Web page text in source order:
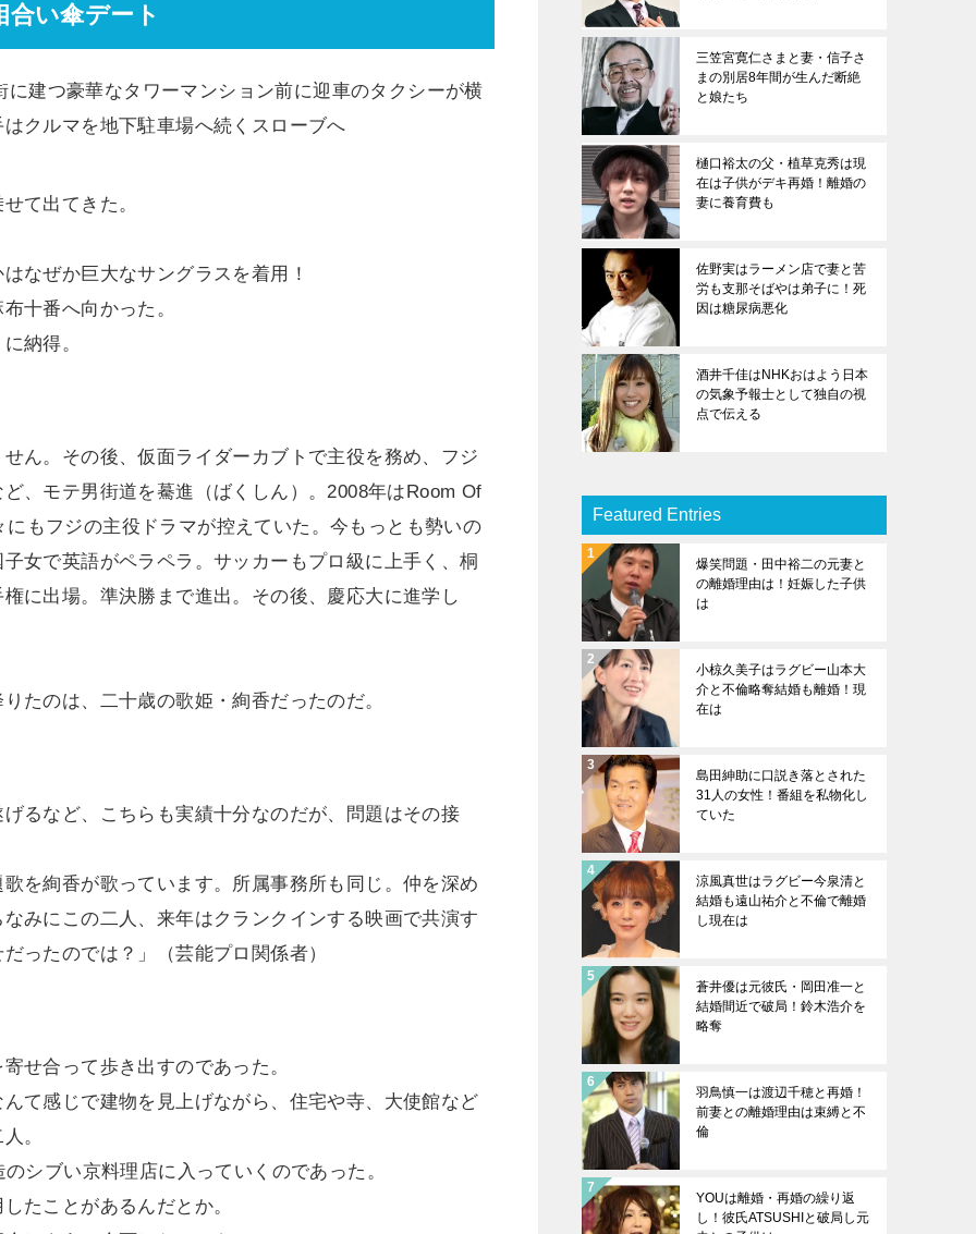
い傘デート
建つ豪華なタワーマンション前に迎車のタクシーが横
クルマを地下駐車場へ続くスローブへ
て出てきた。
なぜか巨大なサングラスを着用！
十番へ向かった。
納得。
ん。その後、仮面ライダーカブトで主役を務め、フジ
、モテ男街道を驀進（ばくしん）。2008年はRoom Of
もフジの主役ドラマが控えていた。今もっとも勢いの
女で英語がペラペラ。サッカーもプロ級に上手く、桐
に出場。準決勝まで進出。その後、慶応大に進学し
たのは、二十歳の歌姫・絢香だったのだ。
るなど、こちらも実績十分なのだが、問題はその接
を絢香が歌っています。所属事務所も同じ。仲を深め
みにこの二人、来年はクランクインする映画で共演す
ったのでは？」（芸能プロ関係者）
せ合って歩き出すのであった。
て感じで建物を見上げながら、住宅や寺、大使館など
。
シブい京料理店に入っていくのであった。
たことがあるんだとか。
三笠宮寛仁さまと妻・信子さ
まの別居8年間が生んだ断絶
と娘たち
樋口裕太の父・植草克秀は現
在は子供がデキ再婚！離婚の
妻に養育費も
佐野実はラーメン店で妻と苦
労も支那そばやは弟子に！死
因は糖尿病悪化
酒井千佳はNHKおはよう日本
の気象予報士として独自の視
点で伝える
Featured Entries
爆笑問題・田中裕二の元妻と
の離婚理由は！妊娠した子供
は
小椋久美子はラグビー山本大
介と不倫略奪結婚も離婚！現
在は
島田紳助に口説き落とされた
31人の女性！番組を私物化し
ていた
涼風真世はラグビー今泉清と
結婚も遠山祐介と不倫で離婚
し現在は
蒼井優は元彼氏・岡田准一と
結婚間近で破局！鈴木浩介を
略奪
羽鳥慎一は渡辺千穂と再婚！
前妻との離婚理由は束縛と不
倫
YOUは離婚・再婚の繰り返
し！彼氏ATSUSHIと破局し元